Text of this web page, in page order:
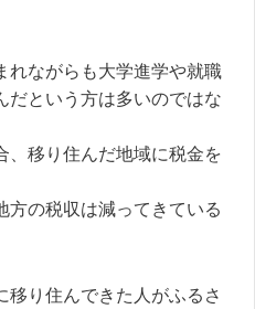
れながらも大学進学や就職
だという方は多いのではな
、移り住んだ地域に税金を
方の税収は減ってきている
移り住んできた人がふるさ